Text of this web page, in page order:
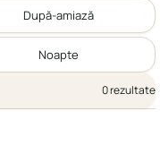
După-amiază
Noapte
0 rezultate